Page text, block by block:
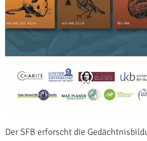
Der SFB erforscht die